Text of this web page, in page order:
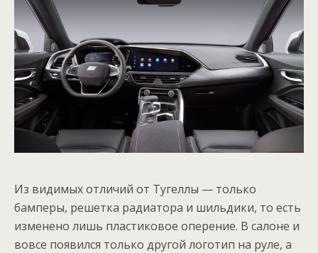
Из видимых отличий от Тугеллы — только
бамперы, решетка радиатора и шильдики, то есть
изменено лишь пластиковое оперение. В салоне и
вовсе появился только другой логотип на руле, а